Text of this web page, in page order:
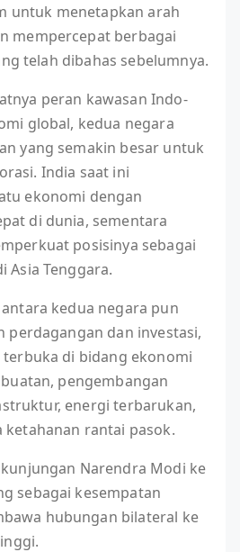
untuk menetapkan arah
mempercepat berbagai
telah dibahas sebelumnya.
peran kawasan Indo-
global, kedua negara
yang semakin besar untuk
India saat ini
ekonomi dengan
di dunia, sementara
posisinya sebagai
Asia Tenggara.
kedua negara pun
perdagangan dan investasi,
di bidang ekonomi
pengembangan
energi terbarukan,
rantai pasok.
Narendra Modi ke
sebagai kesempatan
hubungan bilateral ke